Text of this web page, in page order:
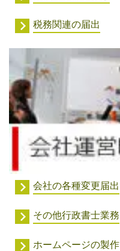
税務関連の届出
会社の各種変更届出
その他行政書士業務
ホームページの製作